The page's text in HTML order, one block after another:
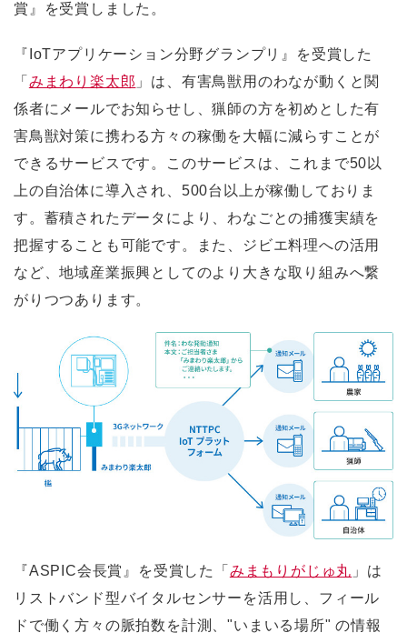
賞』を受賞しました。
『IoTアプリケーション分野グランプリ』を受賞した
「 みまわり楽太郎 」は、有害鳥獣用のわなが動くと関
係者にメールでお知らせし、猟師の方を初めとした有
害鳥獣対策に携わる方々の稼働を大幅に減らすことが
できるサービスです。このサービスは、これまで50以
上の自治体に導入され、500台以上が稼働しておりま
す。蓄積されたデータにより、わなごとの捕獲実績を
把握することも可能です。また、ジビエ料理への活用
など、地域産業振興としてのより大きな取り組みへ繋
がりつつあります。
『ASPIC会長賞』を受賞した「 みまもりがじゅ丸 」は
リストバンド型バイタルセンサーを活用し、フィール
ドで働く方々の脈拍数を計測、"いまいる場所" の情報